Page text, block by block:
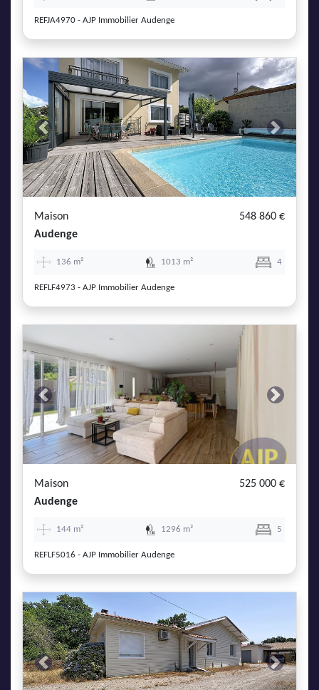
REFJA4970 - AJP Immobilier Audenge
Previous Next
Maison
548 860 €
Audenge
136 m² 1013 m² 4
REFLF4973 - AJP Immobilier Audenge
Previous Next
Maison
525 000 €
Audenge
144 m² 1296 m² 5
REFLF5016 - AJP Immobilier Audenge
Previous Next